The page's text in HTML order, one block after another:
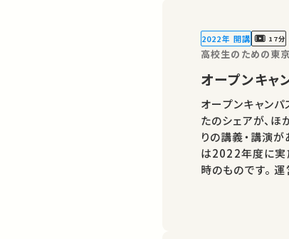
2022年 開講 17分
高校生のための東
オープンキ
オープンキャン
たのシェアが、
りの講義・講演があ
は2022年度に実
時のものです。 運営・著作権処理・映像編集：東京大学 大学総合教育